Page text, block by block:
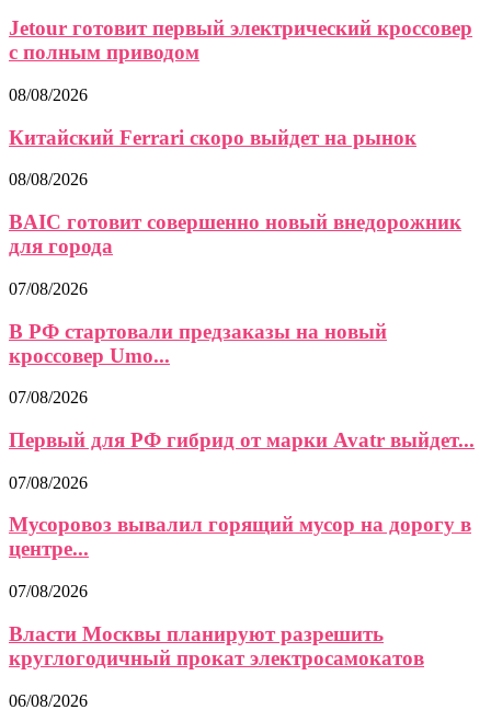
Jetour готовит первый электрический кроссовер
с полным приводом
08/08/2026
Китайский Ferrari скоро выйдет на рынок
08/08/2026
BAIC готовит совершенно новый внедорожник
для города
07/08/2026
В РФ стартовали предзаказы на новый
кроссовер Umo...
07/08/2026
Первый для РФ гибрид от марки Avatr выйдет...
07/08/2026
Мусоровоз вывалил горящий мусор на дорогу в
центре...
07/08/2026
Власти Москвы планируют разрешить
круглогодичный прокат электросамокатов
06/08/2026